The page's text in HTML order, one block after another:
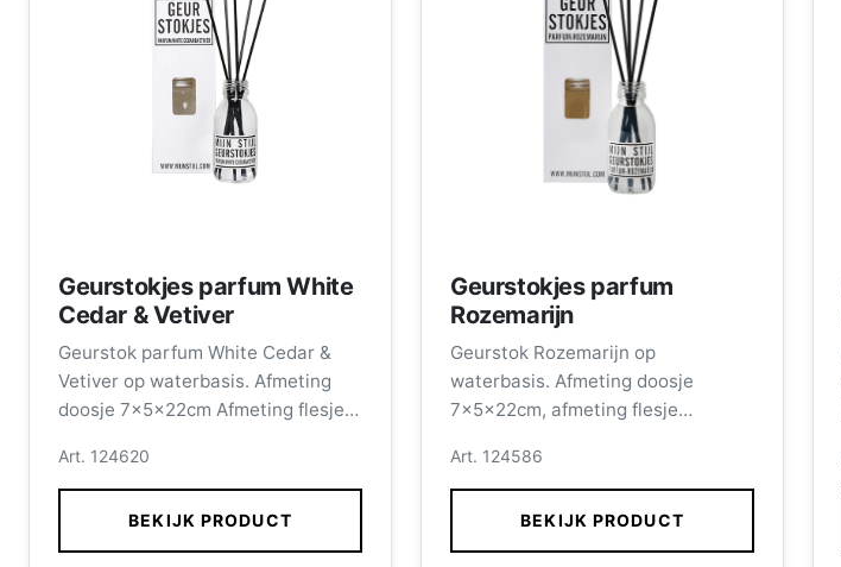
Geurstokjes parfum White
Cedar & Vetiver
Geurstok parfum White Cedar &
Vetiver op waterbasis. Afmeting
doosje 7x5x22cm Afmeting flesje
stokjes.
Art. 124620
BEKIJK PRODUCT
Geurstokjes parfum
Rozemarijn
Geurstok Rozemarijn op
waterbasis. Afmeting doosje
7x5x22cm, afmeting flesje
stokjes.
Art. 124586
BEKIJK PRODUCT